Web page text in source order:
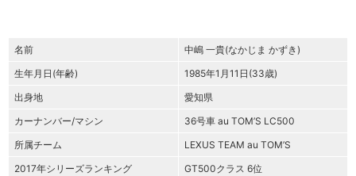
名前
中嶋 一貴(なかじま かずき)
生年月日(年齢)
1985年1月11日(33歳)
出身地
愛知県
カーナンバー/マシン
36号車 au TOM’S LC500
所属チーム
LEXUS TEAM au TOM’S
2017年シリーズランキング
GT500クラス 6位